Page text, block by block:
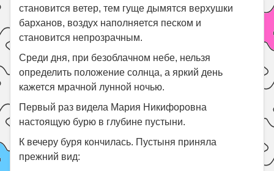
становится ветер, тем гуще дымятся верхушки
барханов, воздух наполняется песком и
становится непрозрачным.
Среди дня, при безоблачном небе, нельзя
определить положение солнца, а яркий день
кажется мрачной лунной ночью.
Первый раз видела Мария Никифоровна
настоящую бурю в глубине пустыни.
К вечеру буря кончилась. Пустыня приняла
прежний вид: